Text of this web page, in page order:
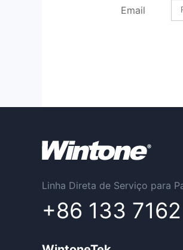
Email
Linha Direta de Serviço para
+86 133